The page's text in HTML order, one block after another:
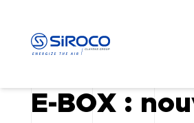
E-BOX :